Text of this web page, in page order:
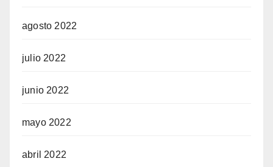
agosto 2022
julio 2022
junio 2022
mayo 2022
abril 2022